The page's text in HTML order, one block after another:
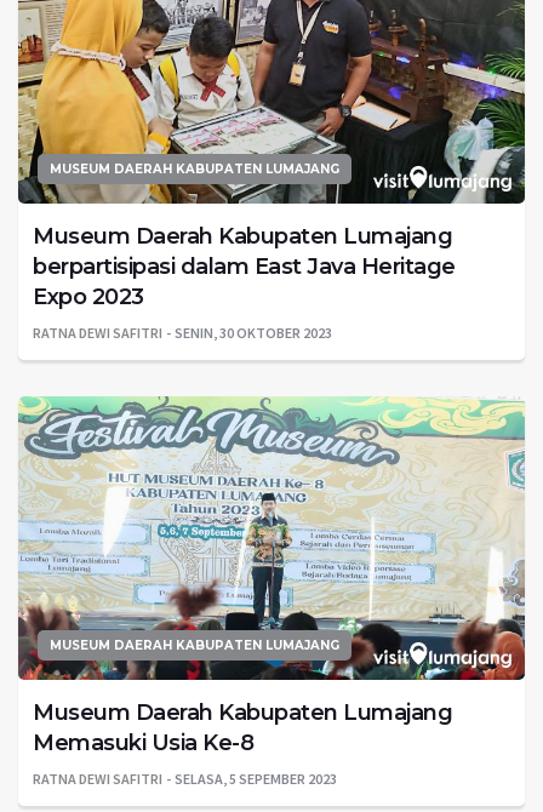
MUSEUM DAERAH KABUPATEN LUMAJANG
Museum Daerah Kabupaten Lumajang
berpartisipasi dalam East Java Heritage
Expo 2023
RATNA DEWI SAFITRI SENIN, 30 OKTOBER 2023
MUSEUM DAERAH KABUPATEN LUMAJANG
Museum Daerah Kabupaten Lumajang
Memasuki Usia Ke-8
RATNA DEWI SAFITRI SELASA, 5 SEPEMBER 2023